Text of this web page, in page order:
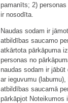
pamanīts; 2)
ir nosodīta.
Naudas sodam ir
atbildības saucamo
atkārtota pārkāpuma
personas no
naudas sodam ir
ar ieguvumu
atbildības saucamā
pārkāpjot Noteikumos